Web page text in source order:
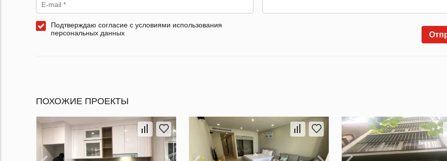
Подтверждаю согласие с условиями использования
персональных данных
ПОХОЖИЕ ПРОЕКТЫ